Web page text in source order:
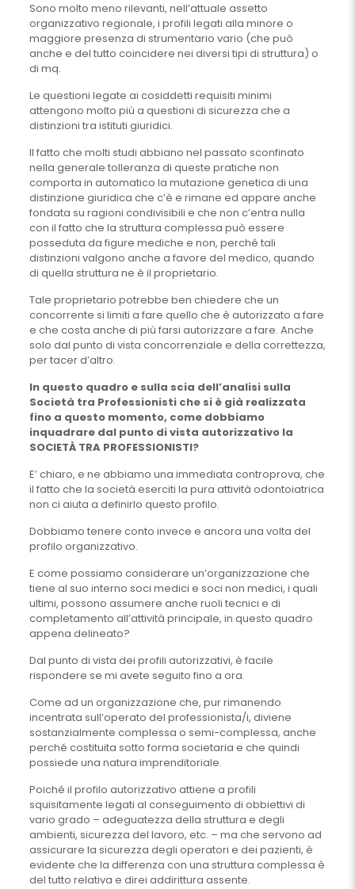
Sono molto meno rilevanti, nell’attuale assetto
organizzativo regionale, i profili legati alla minore o
maggiore presenza di strumentario vario (che può
anche e del tutto coincidere nei diversi tipi di struttura) o
di mq.
Le questioni legate ai cosiddetti requisiti minimi
attengono molto più a questioni di sicurezza che a
distinzioni tra istituti giuridici.
Il fatto che molti studi abbiano nel passato sconfinato
nella generale tolleranza di queste pratiche non
comporta in automatico la mutazione genetica di una
distinzione giuridica che c’è e rimane ed appare anche
fondata su ragioni condivisibili e che non c’entra nulla
con il fatto che la struttura complessa può essere
posseduta da figure mediche e non, perché tali
distinzioni valgono anche a favore del medico, quando
di quella struttura ne è il proprietario.
Tale proprietario potrebbe ben chiedere che un
concorrente si limiti a fare quello che è autorizzato a fare
e che costa anche di più farsi autorizzare a fare. Anche
solo dal punto di vista concorrenziale e della correttezza,
per tacer d’altro.
In questo quadro e sulla scia dell’analisi sulla
Società tra Professionisti che si è già realizzata
fino a questo momento, come dobbiamo
inquadrare dal punto di vista autorizzativo la
SOCIETÀ TRA PROFESSIONISTI?
E’ chiaro, e ne abbiamo una immediata controprova, che
il fatto che la società eserciti la pura attività odontoiatrica
non ci aiuta a definirlo questo profilo.
Dobbiamo tenere conto invece e ancora una volta del
profilo organizzativo.
E come possiamo considerare un’organizzazione che
tiene al suo interno soci medici e soci non medici, i quali
ultimi, possono assumere anche ruoli tecnici e di
completamento all’attività principale, in questo quadro
appena delineato?
Dal punto di vista dei profili autorizzativi, è facile
rispondere se mi avete seguito fino a ora.
Come ad un organizzazione che, pur rimanendo
incentrata sull’operato del professionista/i, diviene
sostanzialmente complessa o semi-complessa, anche
perché costituita sotto forma societaria e che quindi
possiede una natura imprenditoriale.
Poiché il profilo autorizzativo attiene a profili
squisitamente legati al conseguimento di obbiettivi di
vario grado – adeguatezza della struttura e degli
ambienti, sicurezza del lavoro, etc. – ma che servono ad
assicurare la sicurezza degli operatori e dei pazienti, è
evidente che la differenza con una struttura complessa è
del tutto relativa e direi addirittura assente.